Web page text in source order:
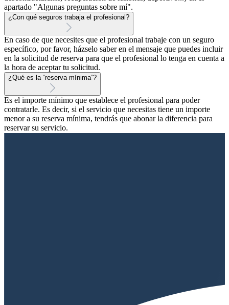
apartado "Algunas preguntas sobre mí".
¿Con qué seguros trabaja el profesional?
En caso de que necesites que el profesional trabaje con un seguro
específico, por favor, házselo saber en el mensaje que puedes incluir
en la solicitud de reserva para que el profesional lo tenga en cuenta a
la hora de aceptar tu solicitud.
¿Qué es la “reserva mínima”?
Es el importe mínimo que establece el profesional para poder
contratarle. Es decir, si el servicio que necesitas tiene un importe
menor a su reserva mínima, tendrás que abonar la diferencia para
reservar su servicio.